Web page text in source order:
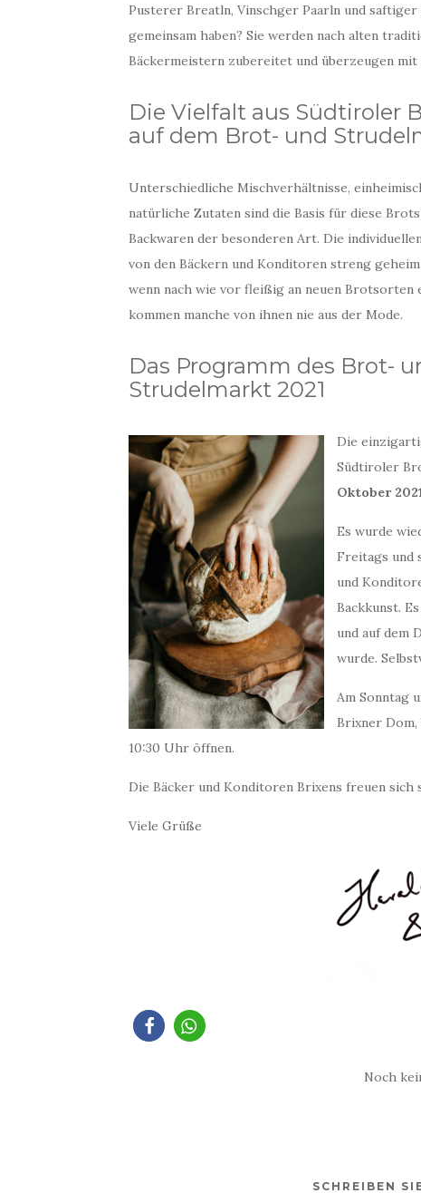
Pusterer Breatln, Vinschger Paarln und
gemeinsam haben? Sie werden nach alten
Bäckermeistern zubereitet und überzeugen
Die Vielfalt aus Südtiroler
auf dem Brot- und
Unterschiedliche Mischverhältnisse,
natürliche Zutaten sind die Basis für diese
Backwaren der besonderen Art. Die
von den Bäckern und Konditoren streng
wenn nach wie vor fleißig an neuen
kommen manche von ihnen nie aus der Mode.
Das Programm des Brot-
Strudelmarkt 2021
Die
Südtiroler
Oktober
Es wurde
Freitags und
und
Backkunst.
und auf dem
wurde.
Am Sonntag
Brixner
10:30 Uhr öffnen.
Die Bäcker und Konditoren Brixens freuen
Viele Grüße
Noch
SCHREIBEN